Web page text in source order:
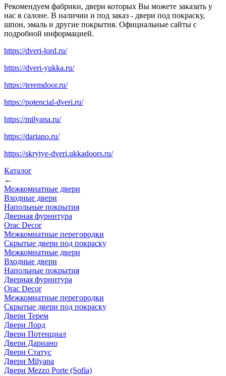
Рекомендуем фабрики, двери которых Вы можете заказать у
нас в салоне. В наличии и под заказ - двери под покраску,
шпон, эмаль и другие покрытия. Официальные сайты с
подробной информацией.
https://dveri-lord.ru/
https://dveri-yukka.ru/
https://teremdoor.ru/
https://potencial-dveri.ru/
https://milyana.ru/
https://dariano.ru/
https://skrytye-dveri.ukkadoors.ru/
Каталог
←
Межкомнатные двери
Входные двери
Напольные покрытия
Дверная фурнитура
Orac Decor
Межкомнатные перегородки
Скрытые двери под покраскy
Межкомнатные двери
Входные двери
Напольные покрытия
Дверная фурнитура
Orac Decor
Межкомнатные перегородки
Скрытые двери под покраскy
Двери Терем
Двери Лорд
Двери Потенциал
Двери Дариано
Двери Статус
Двери Milyana
Двери Mezzo Porte (Sofia)